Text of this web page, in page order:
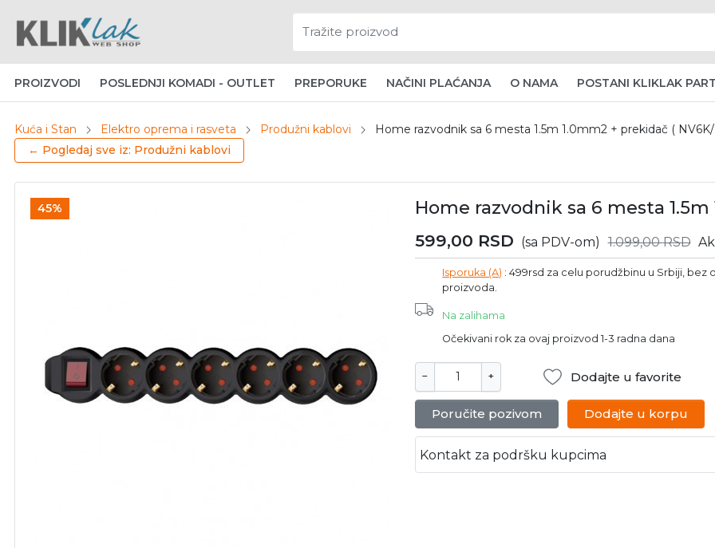
PROIZVODI POSLEDNJI KOMADI - OUTLET PREPORUKE NAČINI PLAĆANJA O NAMA POSTANI KLIKLAK
Kuća i Stan Elektro oprema i rasveta Produžni kablovi
Home razvodnik sa 6 mesta 1.5m 1.0mm2 + prekidač (
← Pogledaj sve iz: Produžni kablovi
45% Home razvodnik sa 6 mesta
599,00 RSD (sa PDV-om) 1.099,00RSD
Isporuka (A) : 499rsd za celu porudžbinu u Srbiji, bez
proizvoda.
Na zalihama
Očekivani rok za ovaj proizvod 1-3 radna dana
− + Dodajte u favorite
Poručite pozivom Dodajte u korpu
Kontakt za podršku kupcima